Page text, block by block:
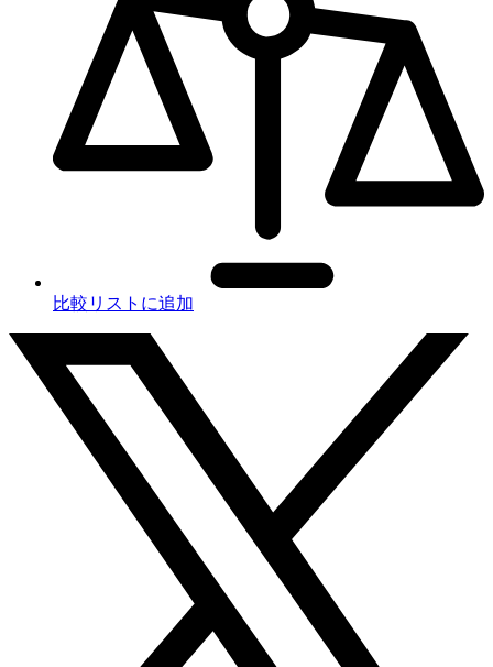
比較リストに追加